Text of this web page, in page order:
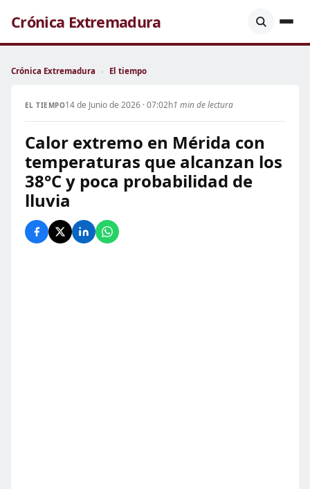
Crónica Extremadura
Crónica Extremadura › El tiempo
EL TIEMPO14 de Junio de 2026 · 07:02h1 min de lectura
Calor extremo en Mérida con
temperaturas que alcanzan los
38°C y poca probabilidad de
lluvia